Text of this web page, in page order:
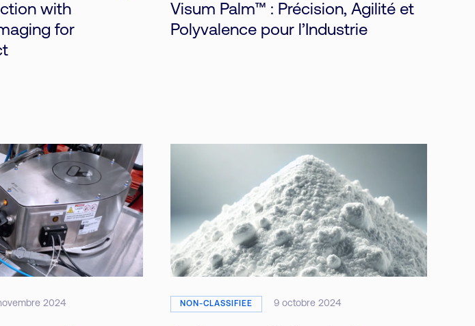
with
for
Visum Palm™ : Précision, Agilité et
Polyvalence pour l’Industrie
2024 NON-CLASSIFIEE 9 octobre 2024